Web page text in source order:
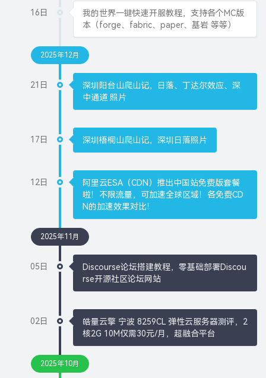
16日
我的世界一键快速开服教程，支持各个MC版
本（forge、fabric、paper、基岩 等等）
2025年12月
21日
深圳阳台山爬山记，日落、丁达尔效应、深
中通道 照片
17日 深圳梧桐山爬山记，深圳日落照片
12日
阿里云ESA（CDN）推出中国站免费版套餐
啦！不限流量，可加速全球区域！各免费CD
N的加速效果对比！
2025年11月
05日
Discourse论坛搭建教程，零基础部署Discou
rse开源社区论坛网站
02日
皓量云擎 宁波 8259CL 弹性云服务器测评，2
核2G 10M仅需30元/月，超融合平台
2025年10月